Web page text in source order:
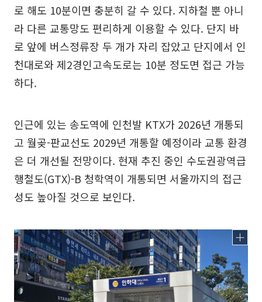
로 해도 10분이면 충분히 갈 수 있다. 지하철 뿐 아니
라 다른 교통망도 편리하게 이용할 수 있다. 단지 바
로 앞에 버스정류장 두 개가 자리 잡았고 단지에서 인
천대로와 제2경인고속도로는 10분 정도면 접근 가능
하다.
인근에 있는 송도역에 인천발 KTX가 2026년 개통되
고 월곶-판교선도 2029년 개통할 예정이라 교통 환경
은 더 개선될 전망이다. 현재 추진 중인 수도권광역급
행철도(GTX)-B 청학역이 개통되면 서울까지의 접근
성도 높아질 것으로 보인다.